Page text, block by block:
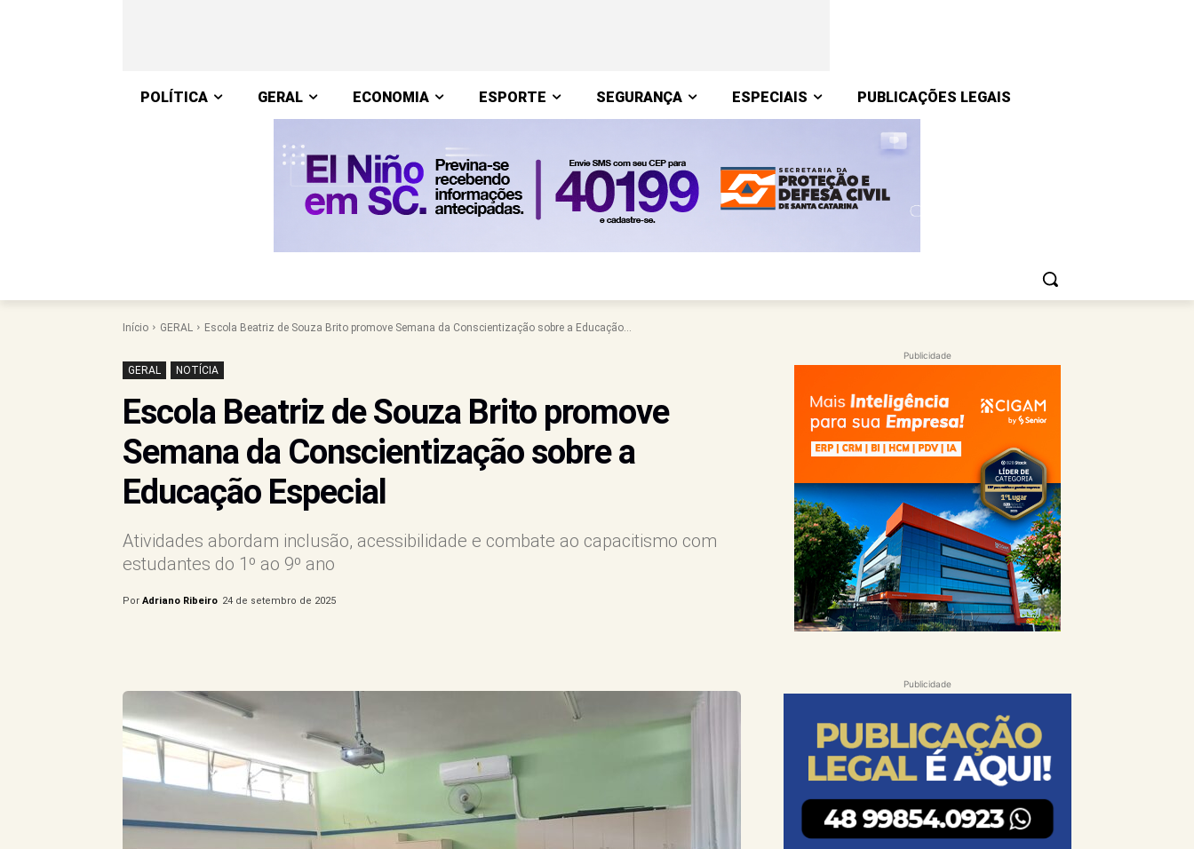
POLÍTICA GERAL ECONOMIA ESPORTE SEGURANÇA ESPECIAIS PUBLICAÇÕES LEGAIS
Início GERAL Escola Beatriz de Souza Brito promove Semana da Conscientização sobre a Educação...
GERAL NOTÍCIA
Escola Beatriz de Souza Brito promove
Semana da Conscientização sobre a
Educação Especial
Atividades abordam inclusão, acessibilidade e combate ao capacitismo com
estudantes do 1º ao 9º ano
Por Adriano Ribeiro 24 de setembro de 2025
Publicidade
Publicidade